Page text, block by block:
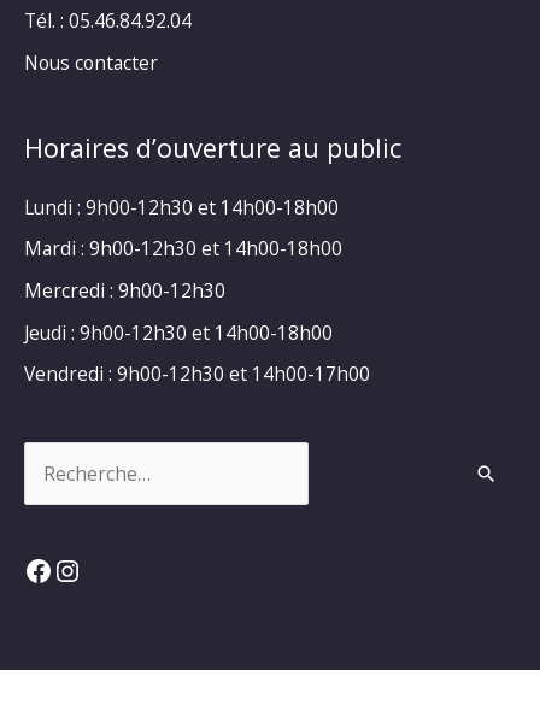
Tél. : 05.46.84.92.04
Nous contacter
Horaires d’ouverture au public
Lundi : 9h00-12h30 et 14h00-18h00
Mardi : 9h00-12h30 et 14h00-18h00
Mercredi : 9h00-12h30
Jeudi : 9h00-12h30 et 14h00-18h00
Vendredi : 9h00-12h30 et 14h00-17h00
Facebook
Instagram